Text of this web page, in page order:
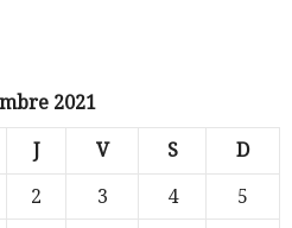
2021
J V S D
2 3 4
5